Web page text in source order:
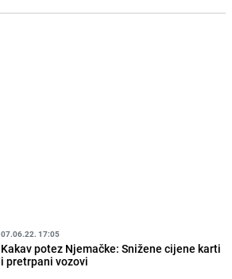
07.06.22. 17:05
Kakav potez Njemačke: Snižene cijene karti
i pretrpani vozovi